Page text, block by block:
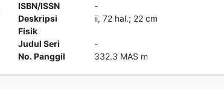
ISBN/ISSN
-
Deskripsi
Fisik
ii, 72 hal.; 22 cm
Judul Seri
-
No. Panggil
332.3 MAS m